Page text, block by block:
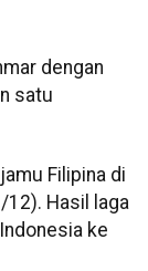
dengan
satu
Filipina di
12). Hasil laga
ke